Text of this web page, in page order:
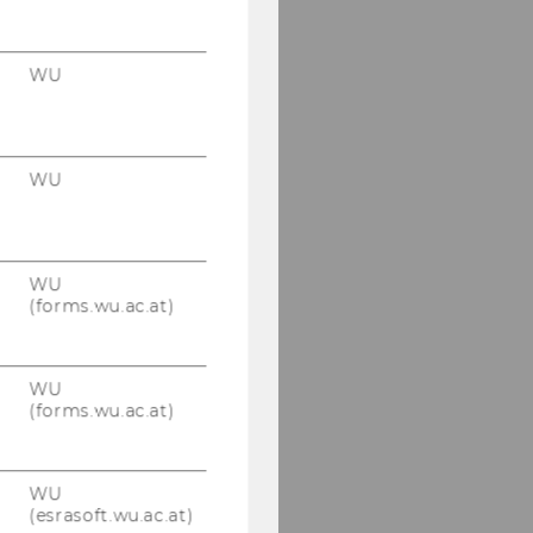
WU
WU
WU
(forms.wu.ac.at)
WU
(forms.wu.ac.at)
WU
(esrasoft.wu.ac.at)